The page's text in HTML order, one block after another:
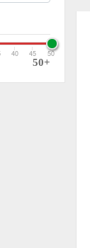
40 45 50
50+